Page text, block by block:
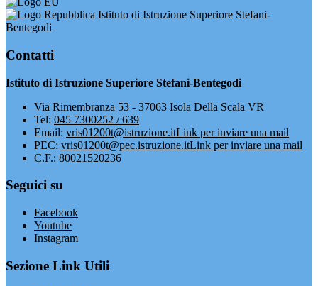
Istituto di Istruzione Superiore Stefani-
Bentegodi
Contatti
Istituto di Istruzione Superiore Stefani-Bentegodi
Via Rimembranza 53 - 37063 Isola Della Scala VR
Tel: 045 7300252 / 639
Email: vris01200t@istruzione.itLink per inviare una mail
PEC: vris01200t@pec.istruzione.itLink per inviare una mail
C.F.: 80021520236
Seguici su
Facebook
Youtube
Instagram
Sezione Link Utili